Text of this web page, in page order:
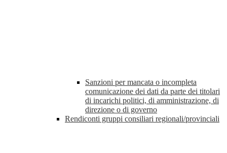
Sanzioni per mancata o incompleta
comunicazione dei dati da parte dei titolari
di incarichi politici, di amministrazione, di
direzione o di governo
Rendiconti gruppi consiliari regionali/provinciali